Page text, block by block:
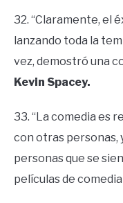
32. “Claramente, el
lanzando toda la
vez, demostró una
Kevin Spacey.
33. “La comedia es
con otras personas,
personas que se
películas de